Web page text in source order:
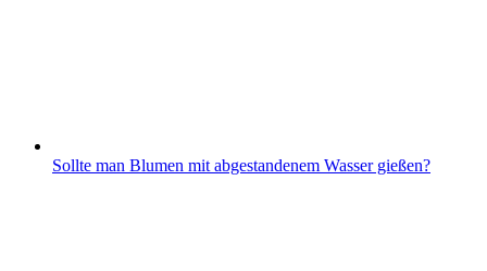
Sollte man Blumen mit abgestandenem Wasser gießen?